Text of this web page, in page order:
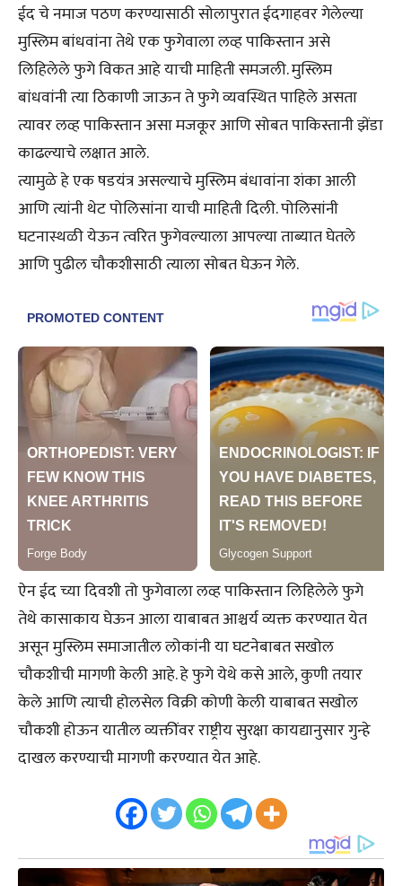
ईद चे नमाज पठण करण्यासाठी सोलापुरात ईदगाहवर गेलेल्या
मुस्लिम बांधवांना तेथे एक फुगेवाला लव्ह पाकिस्तान असे
लिहिलेले फुगे विकत आहे याची माहिती समजली. मुस्लिम
बांधवांनी त्या ठिकाणी जाऊन ते फुगे व्यवस्थित पाहिले असता
त्यावर लव्ह पाकिस्तान असा मजकूर आणि सोबत पाकिस्तानी झेंडा
काढल्याचे लक्षात आले.
त्यामुळे हे एक षडयंत्र असल्याचे मुस्लिम बंधावांना शंका आली
आणि त्यांनी थेट पोलिसांना याची माहिती दिली. पोलिसांनी
घटनास्थळी येऊन त्वरित फुगेवल्याला आपल्या ताब्यात घेतले
आणि पुढील चौकशीसाठी त्याला सोबत घेऊन गेले.
ऐन ईद च्या दिवशी तो फुगेवाला लव्ह पाकिस्तान लिहिलेले फुगे
तेथे कासाकाय घेऊन आला याबाबत आश्चर्य व्यक्त करण्यात येत
असून मुस्लिम समाजातील लोकांनी या घटनेबाबत सखोल
चौकशीची मागणी केली आहे. हे फुगे येथे कसे आले, कुणी तयार
केले आणि त्याची होलसेल विक्री कोणी केली याबाबत सखोल
चौकशी होऊन यातील व्यक्तींवर राष्ट्रीय सुरक्षा कायद्यानुसार गुन्हे
दाखल करण्याची मागणी करण्यात येत आहे.